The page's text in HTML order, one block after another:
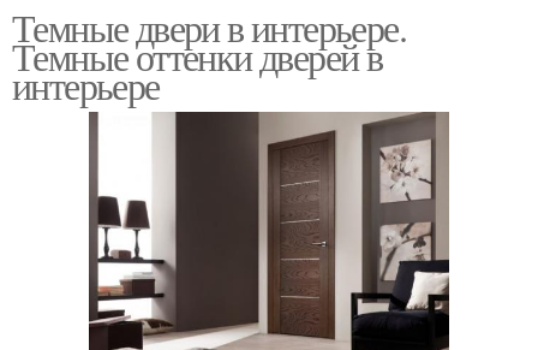
Темные двери в интерьере.
Темные оттенки дверей в
интерьере